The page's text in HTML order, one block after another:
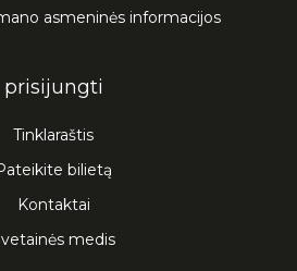
asmeninės informacijos
prisijungti
Tinklaraštis
bilietą
Kontaktai
medis